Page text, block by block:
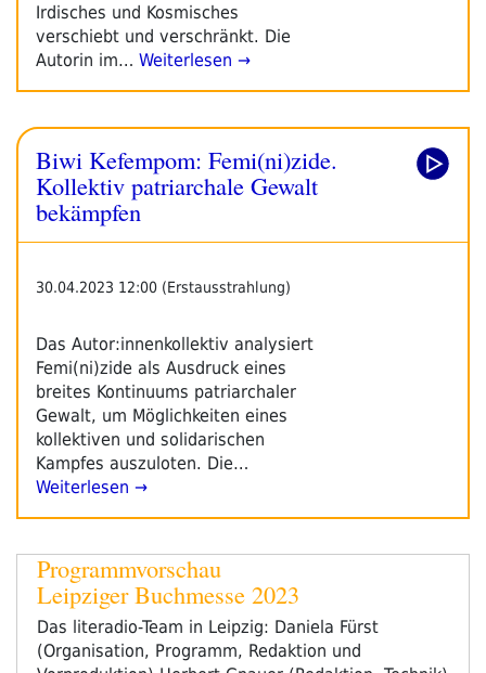
Irdisches und Kosmisches
verschiebt und verschränkt. Die
Autorin im… Weiterlesen →
Biwi Kefempom: Femi(ni)zide.
Kollektiv patriarchale Gewalt
bekämpfen
30.04.2023 12:00 (Erstausstrahlung)
Das Autor:innenkollektiv analysiert
Femi(ni)zide als Ausdruck eines
breites Kontinuums patriarchaler
Gewalt, um Möglichkeiten eines
kollektiven und solidarischen
Kampfes auszuloten. Die…
Weiterlesen →
Programmvorschau
Leipziger Buchmesse 2023
Das literadio-Team in Leipzig: Daniela Fürst
(Organisation, Programm, Redaktion und